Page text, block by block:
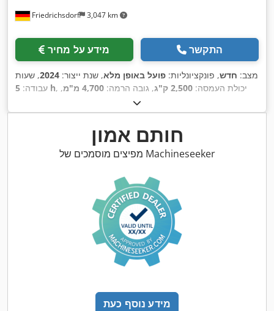
Friedrichsdorf 3,047 km
מידע על מחיר התקשר
מצב: חדש, פונקציונליות: פועל באופן מלא, שנת ייצור: 2024, שעות
עבודה: 5 h , יכולת העמסה: 2,500 ק"ג , גובה הרמה: 4,700 מ"מ
,
טריפלקס
רוחב מסגרת המזלג:1,470 מ"מ , אורך המזלג:1,200 מ"מ
, משקל
חותם אמון
מפיצים מוסמכים של Machineseeker
מידע נוסף כעת